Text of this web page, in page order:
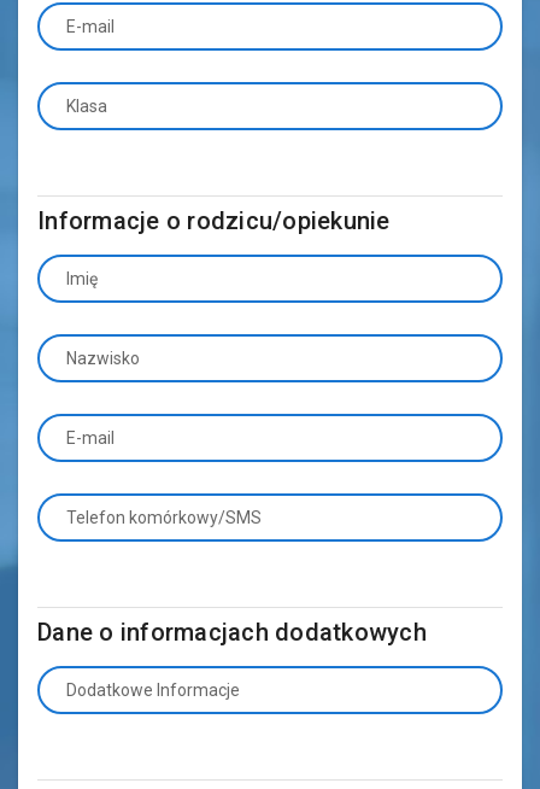
E-mail
Klasa
Informacje o rodzicu/opiekunie
Imię
Nazwisko
E-mail
Telefon komórkowy/SMS
Dane o informacjach dodatkowych
Dodatkowe Informacje